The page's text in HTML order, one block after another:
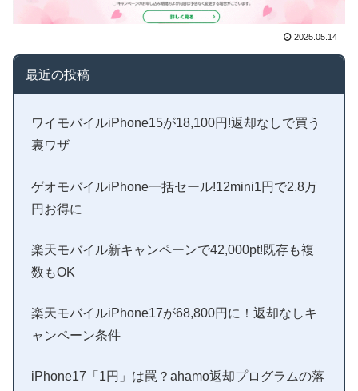
2025.05.14
最近の投稿
ワイモバイルiPhone15が18,100円!返却なしで買う
裏ワザ
ゲオモバイルiPhone一括セール!12mini1円で2.8万
円お得に
楽天モバイル新キャンペーンで42,000pt!既存も複
数もOK
楽天モバイルiPhone17が68,800円に！返却なしキ
ャンペーン条件
iPhone17「1円」は罠？ahamo返却プログラムの落